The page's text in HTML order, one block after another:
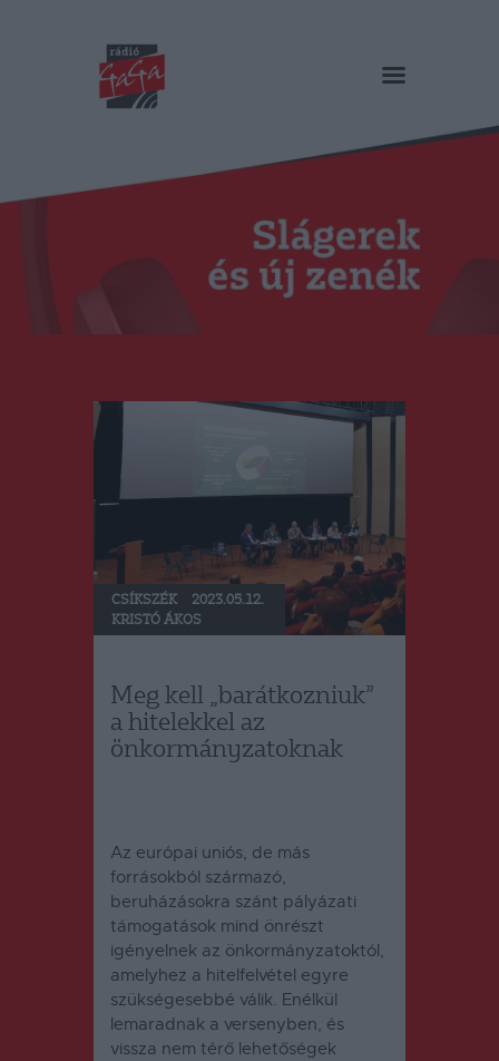
RÁDIÓ GAGA
Műsorok
Duma Duba
Podcast és videók
Stáb
Kapcsolat
CSÍKSZÉK
2023.05.12.
KRISTÓ ÁKOS
Meg kell „barátkozniuk”
a hitelekkel az
önkormányzatoknak
Az európai uniós, de más
forrásokból származó,
beruházásokra szánt pályázati
támogatások mind önrészt
igényelnek az önkormányzatoktól,
amelyhez a hitelfelvétel egyre
szükségesebbé válik. Enélkül
lemaradnak a versenyben, és
vissza nem térő lehetőségek